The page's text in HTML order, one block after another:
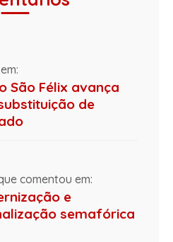
São Félix avança
de
comentou em:
e
semafórica